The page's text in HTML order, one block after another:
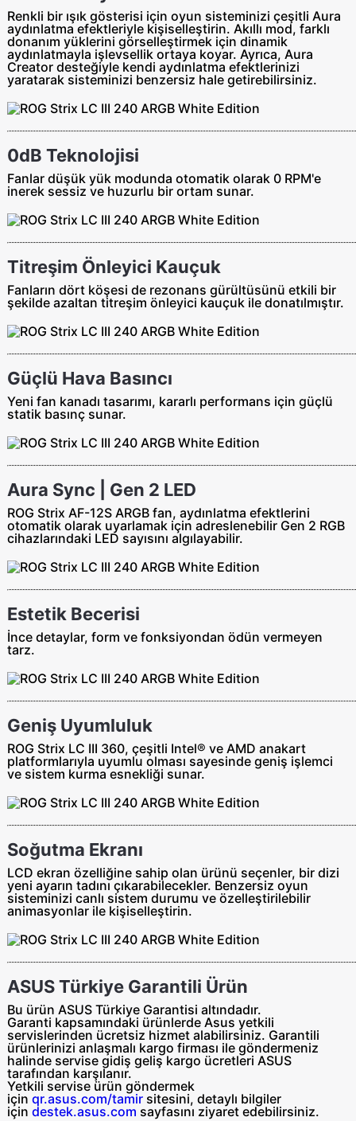
Renkli bir ışık gösterisi için oyun sisteminizi çeşitli Aura
aydınlatma efektleriyle kişiselleştirin. Akıllı mod, farklı
donanım yüklerini görselleştirmek için dinamik
aydınlatmayla işlevsellik ortaya koyar. Ayrıca, Aura
Creator desteğiyle kendi aydınlatma efektlerinizi
yaratarak sisteminizi benzersiz hale getirebilirsiniz.
0dB Teknolojisi
Fanlar düşük yük modunda otomatik olarak 0 RPM'e
inerek sessiz ve huzurlu bir ortam sunar.
Titreşim Önleyici Kauçuk
Fanların dört köşesi de rezonans gürültüsünü etkili bir
şekilde azaltan titreşim önleyici kauçuk ile donatılmıştır.
Güçlü Hava Basıncı
Yeni fan kanadı tasarımı, kararlı performans için güçlü
statik basınç sunar.
Aura Sync | Gen 2 LED
ROG Strix AF-12S ARGB fan, aydınlatma efektlerini
otomatik olarak uyarlamak için adreslenebilir Gen 2 RGB
cihazlarındaki LED sayısını algılayabilir.
Estetik Becerisi
İnce detaylar, form ve fonksiyondan ödün vermeyen
tarz.
Geniş Uyumluluk
ROG Strix LC III 360, çeşitli Intel® ve AMD anakart
platformlarıyla uyumlu olması sayesinde geniş işlemci
ve sistem kurma esnekliği sunar.
Soğutma Ekranı
LCD ekran özelliğine sahip olan ürünü seçenler, bir dizi
yeni ayarın tadını çıkarabilecekler. Benzersiz oyun
sisteminizi canlı sistem durumu ve özelleştirilebilir
animasyonlar ile kişiselleştirin.
ASUS Türkiye Garantili Ürün
Bu ürün ASUS Türkiye Garantisi altındadır.
Garanti kapsamındaki ürünlerde Asus yetkili
servislerinden ücretsiz hizmet alabilirsiniz. Garantili
ürünlerinizi anlaşmalı kargo firması ile göndermeniz
halinde servise gidiş geliş kargo ücretleri ASUS
tarafından karşılanır.
Yetkili servise ürün göndermek
için qr.asus.com/tamir sitesini, detaylı bilgiler
için destek.asus.com sayfasını ziyaret edebilirsiniz.